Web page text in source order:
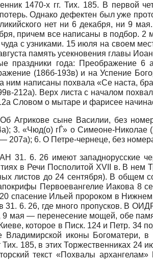
1470-х гг. Тих. 185. В первой
Однако дефектен был уже
нет ни 6 декабря, ни 9
причем все написаны в подбор.
с узниками. 15 июля на своем
память усекновения главы
праздники года: Преображение 6
(186б-193в) и на Успение
ним написаны похвала «Се наста,
212а). Верх листа с началом
Словом о мытаре и фарисее
Агрикове сыне Василии, без
3. «Чюд(о) гЃ» о Симеоне-
207а); 6. О Петре-чернеце, без
31. 6. 26 имеют западнорусские
в Речи Посполитой XVII в. В нем
листов до 24 сентября). В общем
Первоевангелие Иакова 8
спасение Ильей пророком в Нижнем
31. 6. 26, где много пропусков. В
мая — перенесение мощей, обе
которое в Писк. 124 и Петр.
Владимирской иконы
185, в этих Торжественниках 24
текст «Похвалы